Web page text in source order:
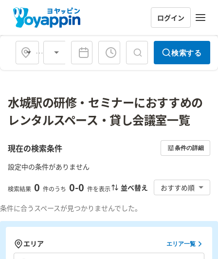
ログイン
会場タイプ 検索する
水城駅の研修・セミナーにおすすめの
レンタルスペース・貸し会議室一覧
現在の検索条件 条件の詳細
設定中の条件がありません
検索結果 0 件のうち 0-0 件を表示 並べ替え おすすめ順
条件に合うスペースが見つかりませんでした。
エリア エリア一覧